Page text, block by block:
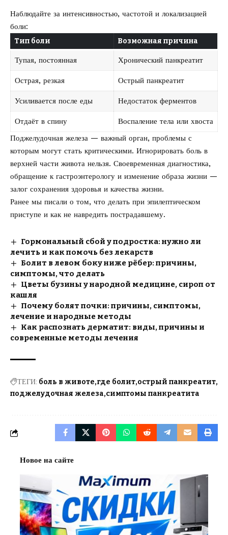
Наблюдайте за интенсивностью, частотой и локализацией
боли:
Тип боли Возможная причина
Тупая, постоянная Хронический панкреатит
Острая, резкая Острый панкреатит
Усиливается после еды Недостаток ферментов
Отдаёт в спину
Воспаление тела или хвоста
Поджелудочная железа — важный орган, проблемы с
которым могут стать критическими. Игнорировать боль в
верхней части живота нельзя. Своевременная диагностика,
обращение к гастроэнтерологу и изменение образа жизни —
залог сохранения здоровья и качества жизни.
Ранее мы писали о том, что делать при эпилептическом
приступе и как не навредить пострадавшему.
Гормональный сбой у подростка: нужно ли
лечить и как помочь без лекарств
Болит в левом боку ниже рёбер: причины,
симптомы, что делать
Цветы бузины у народной медицине, сироп от
кашля
Почему болят почки: причины, симптомы,
лечение и народные методы
Как распознать дерматит: виды, причины и
современные методы лечения
ТЕГИ: боль в животе где болит острый панкреатит
поджелудочная железа симптомы панкреатита
Новое на сайте